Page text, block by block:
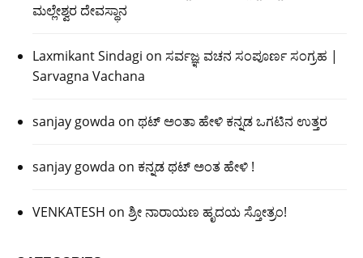
ಮಲ್ಲೇಶ್ವರ ದೇವಸ್ಥಾನ
Laxmikant Sindagi on ಸರ್ವಜ್ಞ ವಚನ ಸಂಪೂರ್ಣ ಸಂಗ್ರಹ |
Sarvagna Vachana
sanjay gowda on ಥಟ್ ಅಂತಾ ಹೇಳಿ ಕನ್ನಡ ಒಗಟಿನ ಉತ್ತರ
sanjay gowda on ಕನ್ನಡ ಥಟ್ ಅಂತ ಹೇಳಿ !
VENKATESH on ಶ್ರೀ ನಾರಾಯಣ ಹೃದಯ ಸ್ತೋತ್ರಂ!